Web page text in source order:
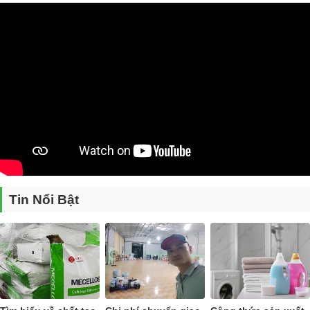
Tốc độ khuấy 0 - 1.450 vòng/phút
Đường kính trục khuấy 7.5cm Inox SUS304
Hình thức đĩa khuấy Đĩa khuấy kép 2 tầng
Tin Nổi Bật